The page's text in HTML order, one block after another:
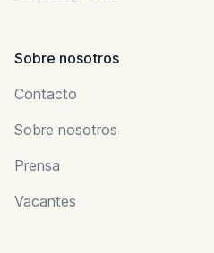
Sobre nosotros
Contacto
Sobre nosotros
Prensa
Vacantes